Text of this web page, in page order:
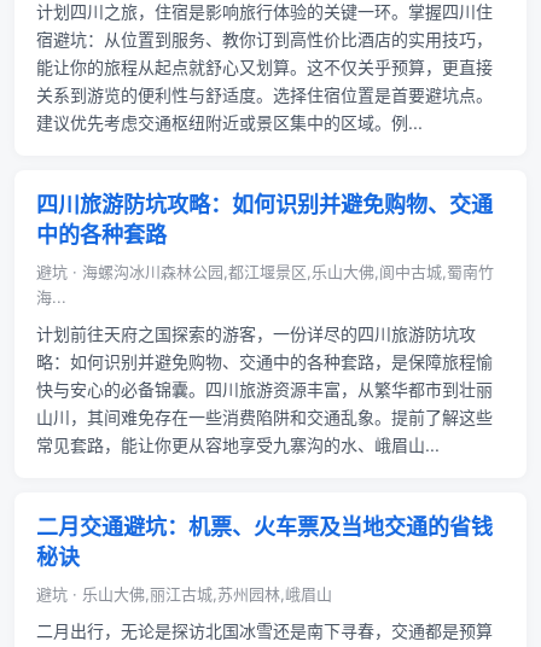
计划四川之旅，住宿是影响旅行体验的关键一环。掌握四川住
宿避坑：从位置到服务、教你订到高性价比酒店的实用技巧，
能让你的旅程从起点就舒心又划算。这不仅关乎预算，更直接
关系到游览的便利性与舒适度。选择住宿位置是首要避坑点。
建议优先考虑交通枢纽附近或景区集中的区域。例...
四川旅游防坑攻略：如何识别并避免购物、交通
中的各种套路
避坑 · 海螺沟冰川森林公园,都江堰景区,乐山大佛,阆中古城,蜀南竹
海...
计划前往天府之国探索的游客，一份详尽的四川旅游防坑攻
略：如何识别并避免购物、交通中的各种套路，是保障旅程愉
快与安心的必备锦囊。四川旅游资源丰富，从繁华都市到壮丽
山川，其间难免存在一些消费陷阱和交通乱象。提前了解这些
常见套路，能让你更从容地享受九寨沟的水、峨眉山...
二月交通避坑：机票、火车票及当地交通的省钱
秘诀
避坑 · 乐山大佛,丽江古城,苏州园林,峨眉山
二月出行，无论是探访北国冰雪还是南下寻春，交通都是预算